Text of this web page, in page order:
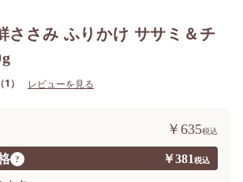
ささみ ふりかけ ササミ＆チ
（1） レビューを見る
? ￥381
￥635